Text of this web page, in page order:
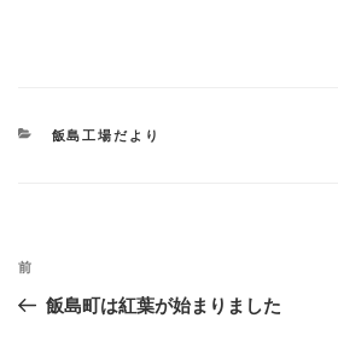
カ
飯島工場だより
投
過
去
前
飯島町は紅葉が始まりました